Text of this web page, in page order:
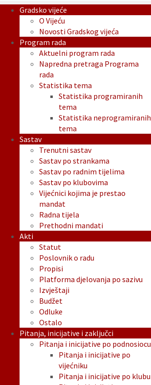
Gradsko vijeće
O Vijeću
Novosti Gradskog vijeća
Program rada
Aktuelni program rada
Napredna pretraga Programa
rada
Statistika tema
Statistika programiranih
tema
Statistika neprogramiranih
tema
Sastav
Trenutni sastav
Sastav po strankama
Sastav po radnim tijelima
Sastav po klubovima
Vijećnici kojima je prestao
mandat
Radna tijela
Prethodni mandati
Akti
Statut
Poslovnik o radu
Propisi
Platforma djelovanja po sazivu
Izvještaji
Budžet
Odluke
Ostalo
Pitanja, inicijative i zaključci
Pitanja i inicijative po podnosiocu
Pitanja i inicijative po
vijećniku
Pitanja i inicijative po klubu